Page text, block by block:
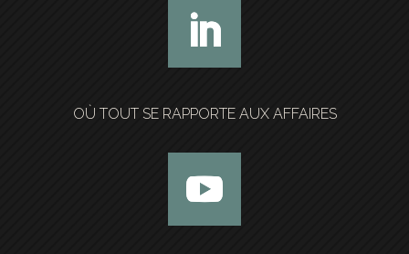
OÙ TOUT SE RAPPORTE AUX AFFAIRES